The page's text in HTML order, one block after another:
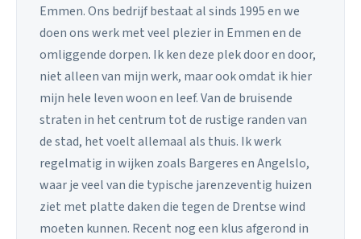
Emmen. Ons bedrijf bestaat al sinds 1995 en we
doen ons werk met veel plezier in Emmen en de
omliggende dorpen. Ik ken deze plek door en door,
niet alleen van mijn werk, maar ook omdat ik hier
mijn hele leven woon en leef. Van de bruisende
straten in het centrum tot de rustige randen van
de stad, het voelt allemaal als thuis. Ik werk
regelmatig in wijken zoals Bargeres en Angelslo,
waar je veel van die typische jarenzeventig huizen
ziet met platte daken die tegen de Drentse wind
moeten kunnen. Recent nog een klus afgerond in